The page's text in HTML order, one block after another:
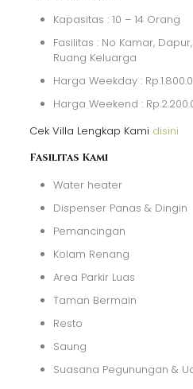
Kapasitas : 10 – 14 Orang
Fasilitas : No Kamar,
Ruang Keluarga
Harga Weekday :
Harga Weekend :
Cek Villa Lengkap Kami disini
Fasilitas Kami
Water heater
Dispenser Panas & Dingin
Pemancingan
Kolam Renang
Area Parkir Luas
Taman Bermain
Resto
Saung
Suasana Pegunungan &